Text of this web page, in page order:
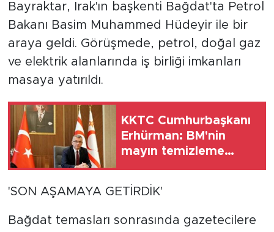
Bayraktar, Irak'ın başkenti Bağdat'ta Petrol
Bakanı Basim Muhammed Hüdeyir ile bir
araya geldi. Görüşmede, petrol, doğal gaz
ve elektrik alanlarında iş birliği imkanları
masaya yatırıldı.
KKTC Cumhurbaşkanı
Erhürman: BM'nin
mayın temizleme
reddetti
'SON AŞAMAYA GETİRDİK'
Bağdat temasları sonrasında gazetecilere